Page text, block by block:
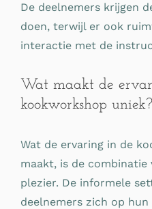
De deelnemers krijgen
doen, terwijl er ook
interactie met de
Wat maakt de
kookworkshop uniek?
Wat de ervaring in de
maakt, is de
plezier. De informele
deelnemers zich op